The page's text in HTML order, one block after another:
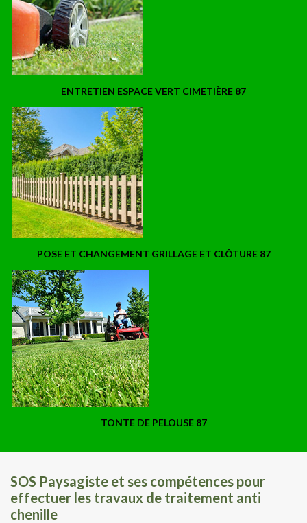
ENTRETIEN ESPACE VERT CIMETIÈRE 87
POSE ET CHANGEMENT GRILLAGE ET CLÔTURE 87
TONTE DE PELOUSE 87
SOS Paysagiste et ses compétences pour
effectuer les travaux de traitement anti
chenille